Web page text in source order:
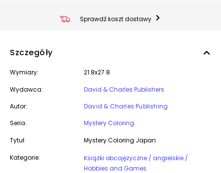
Sprawdź koszt dostawy
Szczegóły
Wymiary: 21.8x27.8
Wydawca:
David & Charles Publishers
Autor:
David & Charles Publishing
Seria:
Mystery Coloring
Tytuł: Mystery Coloring Japan
Kategorie:
Książki obcojęzyczne / angielskie /
Hobbies and Games